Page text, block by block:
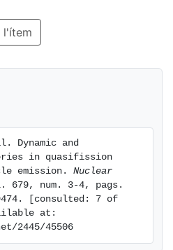
l'ítem
Dynamic and
in quasifission
emission. Nuclear
679, num. 3-4, pags.
[consulted: 7 of
at:
2445/45506